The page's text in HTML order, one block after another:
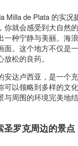
Milla de Plata 的实况
你就会感受到大自然
一种宁静与美丽。海
面。这个地方不仅是
松的良药。
安达卢西亚，是一个
可以领略到多样的文
与周围的环境完美地
圣罗克周边的景点